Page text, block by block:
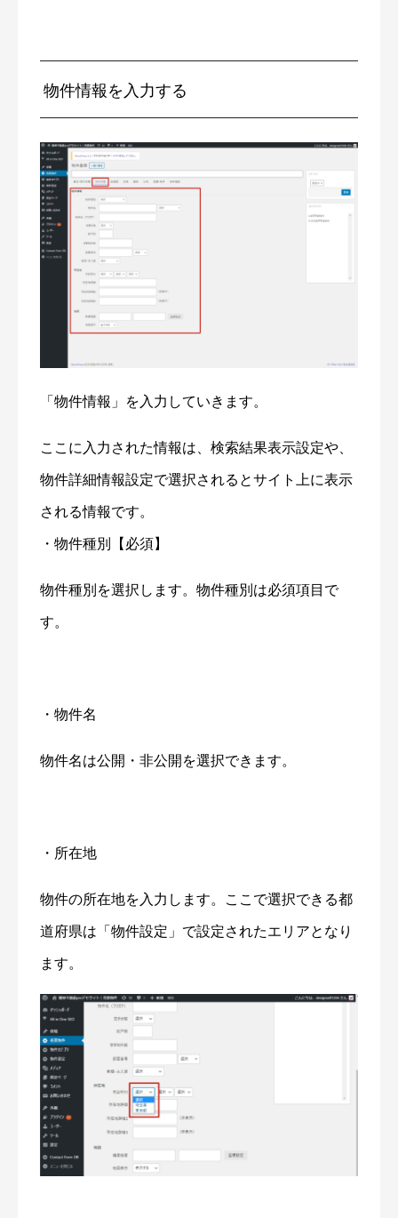
物件情報を入力する
「物件情報」を入力していきます。
ここに入力された情報は、検索結果表示設定や、
物件詳細情報設定で選択されるとサイト上に表示
される情報です。
・物件種別【必須】
物件種別を選択します。物件種別は必須項目で
す。
・物件名
物件名は公開・非公開を選択できます。
・所在地
物件の所在地を入力します。ここで選択できる都
道府県は「物件設定」で設定されたエリアとなり
ます。